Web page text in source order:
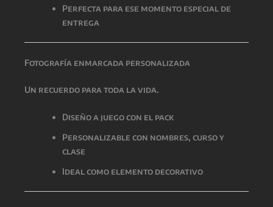
Perfecta para ese momento especial de
entrega
Fotografía enmarcada personalizada
Un recuerdo para toda la vida.
Diseño a juego con el pack
Personalizable con nombres, curso y
clase
Ideal como elemento decorativo